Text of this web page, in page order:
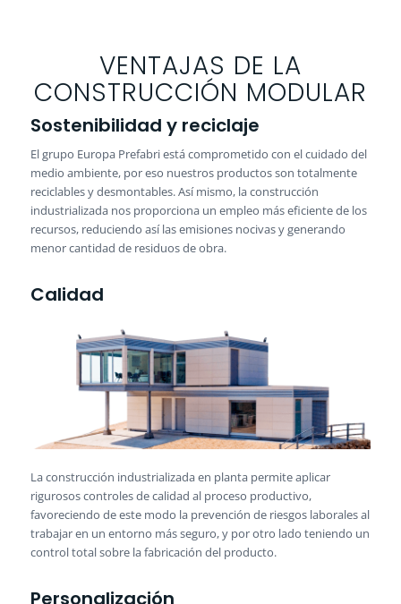
VENTAJAS DE LA
CONSTRUCCIÓN MODULAR
Sostenibilidad y reciclaje
El grupo Europa Prefabri está comprometido con el cuidado del
medio ambiente, por eso nuestros productos son totalmente
reciclables y desmontables. Así mismo, la construcción
industrializada nos proporciona un empleo más eficiente de los
recursos, reduciendo así las emisiones nocivas y generando
menor cantidad de residuos de obra.
Calidad
La construcción industrializada en planta permite aplicar
rigurosos controles de calidad al proceso productivo,
favoreciendo de este modo la prevención de riesgos laborales al
trabajar en un entorno más seguro, y por otro lado teniendo un
control total sobre la fabricación del producto.
Personalización